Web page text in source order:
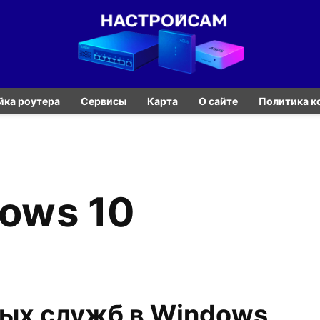
роутера Сервисы Карта О сайте Политика
10